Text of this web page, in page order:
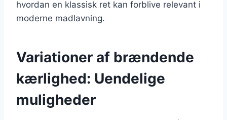
hvordan en klassisk ret kan forblive relevant i
moderne madlavning.
Variationer af brændende
kærlighed: Uendelige
muligheder